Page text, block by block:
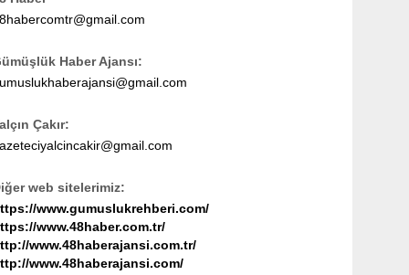
Haber Ajansı:
Çakır:
web sitelerimiz:
www.gumuslukrehberi.com/
www.48haber.com.tr/
www.48haberajansi.com.tr/
www.48haberajansi.com/